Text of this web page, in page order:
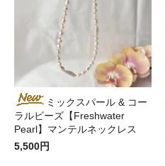
ミックスパール & コー
ラルビーズ【Freshwater
Pearl】マンテルネックレス
5,500円